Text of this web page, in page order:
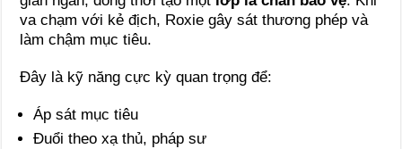
va chạm với kẻ địch, Roxie gây sát thương phép và
làm chậm mục tiêu.
Đây là kỹ năng cực kỳ quan trọng để:
Áp sát mục tiêu
Đuổi theo xạ thủ, pháp sư